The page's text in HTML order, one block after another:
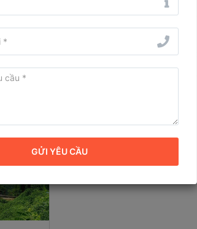
Từ ngày - Đến ngày
Liêu, Quảng Ninh